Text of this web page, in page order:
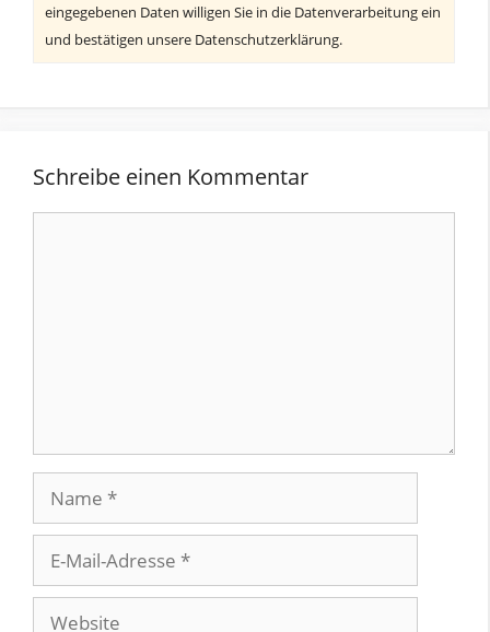
eingegebenen Daten willigen Sie in die Datenverarbeitung ein
und bestätigen unsere Datenschutzerklärung.
Schreibe einen Kommentar
Mail-
Adresse